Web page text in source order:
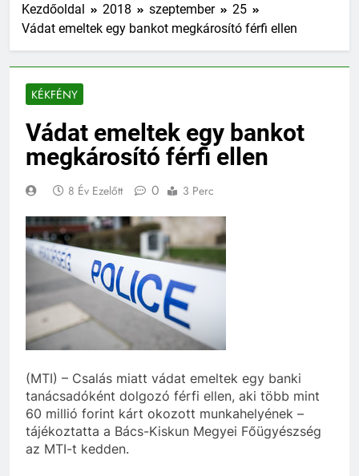
Kezdőoldal 2018 szeptember
25
Vádat emeltek egy bankot megkárosító férfi ellen
KÉKFÉNY
Vádat emeltek egy bankot
megkárosító férfi ellen
8 Év Ezelőtt 0 3 Perc
(MTI) – Csalás miatt vádat emeltek egy banki
tanácsadóként dolgozó férfi ellen, aki több mint
60 millió forint kárt okozott munkahelyének –
tájékoztatta a Bács-Kiskun Megyei Főügyészség
az MTI-t kedden.